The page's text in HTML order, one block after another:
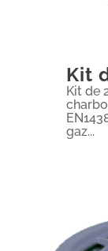
Kit
Kit de
gaz...